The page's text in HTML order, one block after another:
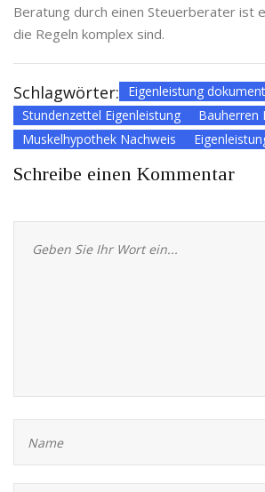
Beratung durch einen Steuerberater ist
die Regeln komplex sind.
Schlagwörter:
Eigenleistung
Stundenzettel Eigenleistung
Bauherren
Muskelhypothek Nachweis
Schreibe einen Kommentar